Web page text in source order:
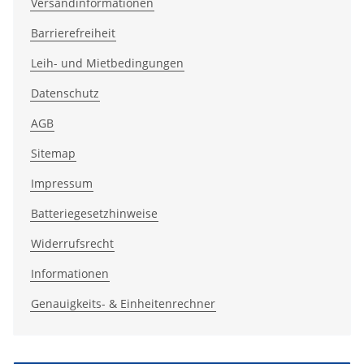
Barrierefreiheit
Leih- und Mietbedingungen
Datenschutz
AGB
Sitemap
Impressum
Batteriegesetzhinweise
Widerrufsrecht
Informationen
Genauigkeits- & Einheitenrechner